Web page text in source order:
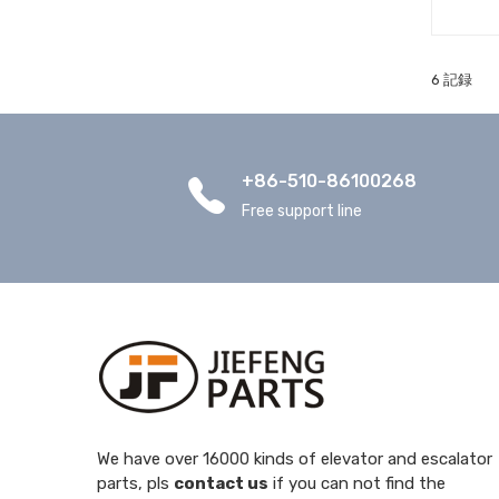
6 記録
+86-510-86100268
Free support line
We have over 16000 kinds of elevator and escalator
parts, pls contact us if you can not find the